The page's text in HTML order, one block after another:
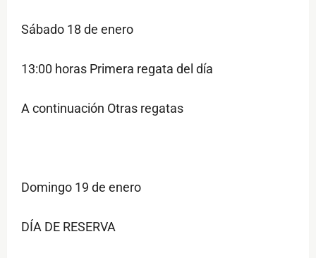
Sábado 18 de enero
13:00 horas Primera regata del día
A continuación Otras regatas
Domingo 19 de enero
DÍA DE RESERVA